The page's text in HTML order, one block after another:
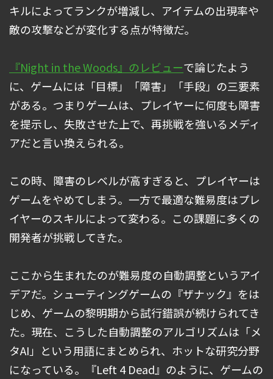
キルによってランクが増減し、アイテムの出現率や
敵の攻撃などが変化する点が特徴だ。
『Night in the Woods』のレビューで論じたよう
に、ゲームには「目標」「障害」「手段」の三要素
がある。つまりゲームは、プレイヤーに何度も障害
を提示し、失敗させた上で、再挑戦を強いるメディ
アだと言い換えられる。
この時、障害のレベルが高すぎると、プレイヤーは
ゲームをやめてしまう。一方で最適な難易度はプレ
イヤーのスキルによって変わる。この課題に多くの
開発者が挑戦してきた。
ここから生まれたのが難易度の自動調整というアイ
デアだ。シューティングゲームの『ザナック』をは
じめ、ゲームの黎明期から試行錯誤が続けられてき
た。現在、こうした自動調整のアルゴリズムは「メ
タAI」という用語にまとめられ、ホットな研究分野
になっている。『Left 4 Dead』のように、ゲームの